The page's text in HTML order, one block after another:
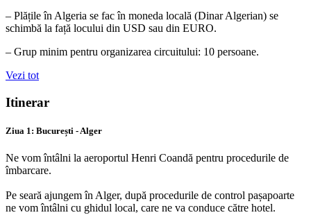
– Plățile în Algeria se fac în moneda locală (Dinar Algerian) se
schimbă la față locului din USD sau din EURO.
– Grup minim pentru organizarea circuitului: 10 persoane.
Vezi tot
Itinerar
Ziua 1: București - Alger
Ne vom întâlni la aeroportul Henri Coandă pentru procedurile de
îmbarcare.
Pe seară ajungem în Alger, după procedurile de control pașapoarte
ne vom întâlni cu ghidul local, care ne va conduce către hotel.